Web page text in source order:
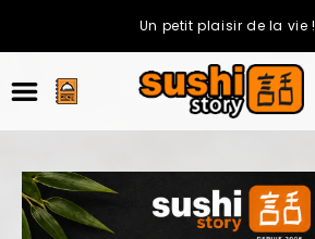
Un petit plaisir de la vie !